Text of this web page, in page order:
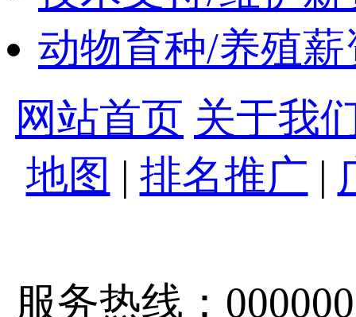
动物育种/养殖
网站首页 关于我
地图 | 排名推广 |
服务热线：